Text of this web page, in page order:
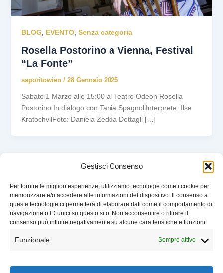
Gestisci Consenso
Per fornire le migliori esperienze, utilizziamo tecnologie come i cookie per
memorizzare e/o accedere alle informazioni del dispositivo. Il consenso a
queste tecnologie ci permetterà di elaborare dati come il comportamento di
navigazione o ID unici su questo sito. Non acconsentire o ritirare il
consenso può influire negativamente su alcune caratteristiche e funzioni.
Funzionale Sempre attivo
BLOG, EVENTO, Senza categoria
Rosella Postorino a Vienna, Festival
“La Fonte”
saporitowien / 28 Gennaio 2025
Sabato 1 Marzo alle 15:00 al Teatro Odeon Rosella
Postorino In dialogo con Tania SpagnoliInterprete: Ilse
KratochvilFoto: Daniela Zedda Dettagli […]
EVENTI
CHI SIAMO
Battito – Libellula Book Club